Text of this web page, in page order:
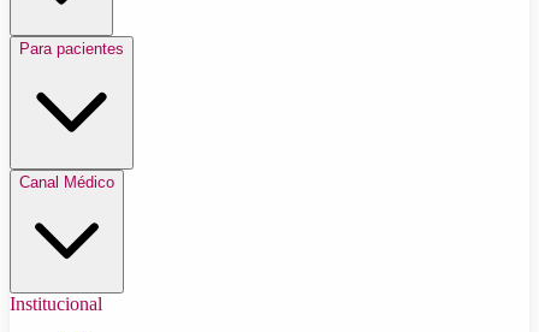
Para pacientes
Canal Médico
Institucional